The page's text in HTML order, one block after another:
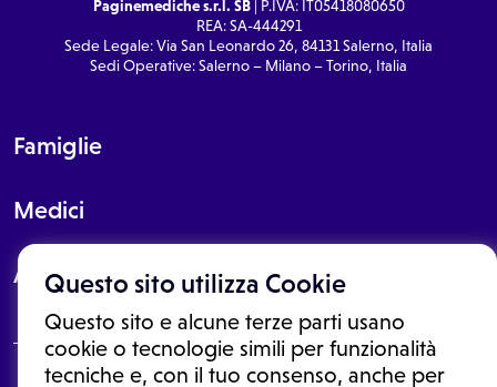
Questo sito utilizza Cookie
Questo sito e alcune terze parti usano
cookie o tecnologie simili per funzionalità
tecniche e, con il tuo consenso, anche per
Paginemediche s.r.l. SB| P.IVA: IT05418080650
REA: SA-444291
Sede Legale: Via San Leonardo 26, 84131 Salerno, Italia
Sedi Operative: Salerno – Milano – Torino, Italia
Famiglie
Medici
About